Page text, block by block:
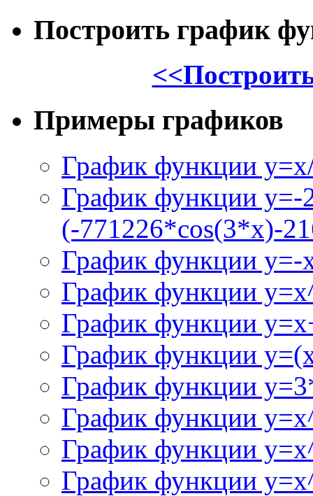
Построить график
Примеры графиков
График функции
График функции y=-
(-771226*cos(3*x)-
График функции
График функции
График функции
График функции
График функции
График функции
График функции
График функции